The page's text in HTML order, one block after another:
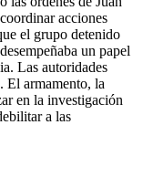
acciones
el grupo detenido
un papel
Las autoridades
El armamento, la
en la investigación
a las